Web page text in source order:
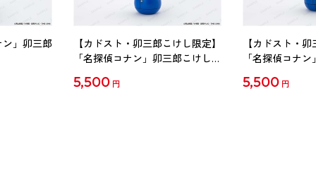
」卯三郎
【カドスト・卯三郎こけし限定】
「名探偵コナン」卯三郎こけし
5,500 円
【カドスト・
「名探偵コナ
5,500 円